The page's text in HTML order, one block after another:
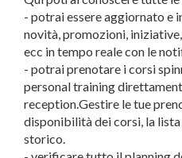
- potrai essere aggiornato e
novità, promozioni,
ecc in tempo reale con le
- potrai prenotare i corsi
personal training
reception.Gestire le tue
disponibilità dei corsi, la
storico.